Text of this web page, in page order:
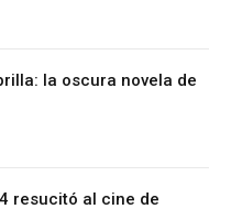
la oscura novela de
resucitó al cine de